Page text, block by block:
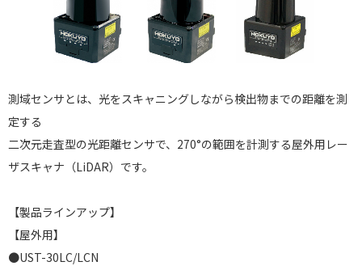
測域センサとは、光をスキャニングしながら検出物までの距離を測
定する
二次元走査型の光距離センサで、270°の範囲を計測する屋外用レー
ザスキャナ（LiDAR）です。
【製品ラインアップ】
【屋外用】
●UST-30LC/LCN